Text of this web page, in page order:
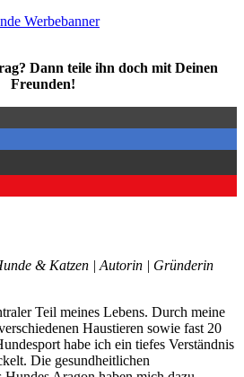
Dann tei­le ihn doch mit Dei­nen
Freun­den!
& Katzen | Autorin | Gründerin
Teil meines Lebens. Durch meine
Haustieren sowie fast 20
habe ich ein tiefes Verständnis
Die gesundheitlichen